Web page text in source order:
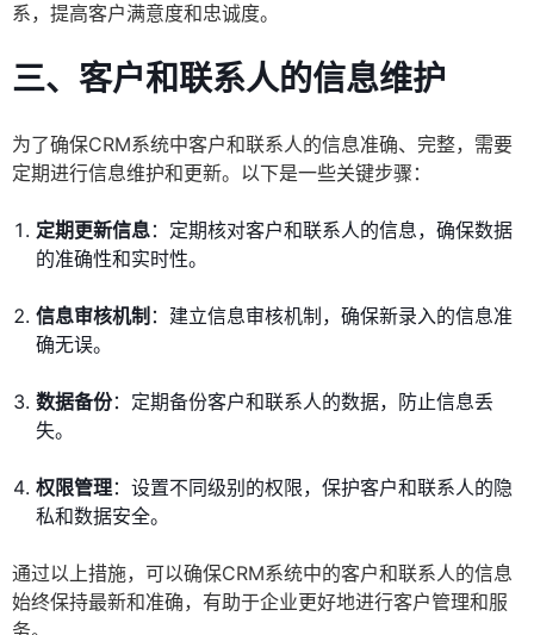
系，提高客户满意度和忠诚度。
三、客户和联系人的信息维护
为了确保CRM系统中客户和联系人的信息准确、完整，需要
定期进行信息维护和更新。以下是一些关键步骤：
定期更新信息：定期核对客户和联系人的信息，确保数据
的准确性和实时性。
信息审核机制 ：建立信息审核机制，确保新录入的信息准
确无误。
数据备份：定期备份客户和联系人的数据，防止信息丢
失。
权限管理：设置不同级别的权限，保护客户和联系人的隐
私和数据安全。
通过以上措施，可以确保CRM系统中的客户和联系人的信息
始终保持最新和准确，有助于企业更好地进行客户管理和服